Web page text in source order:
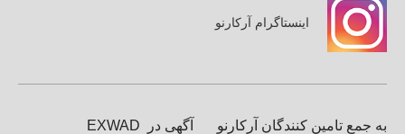
اینستاگرام آرکارنو
به جمع تامین کنندگان آرکارنو
آگهی در EXWAD